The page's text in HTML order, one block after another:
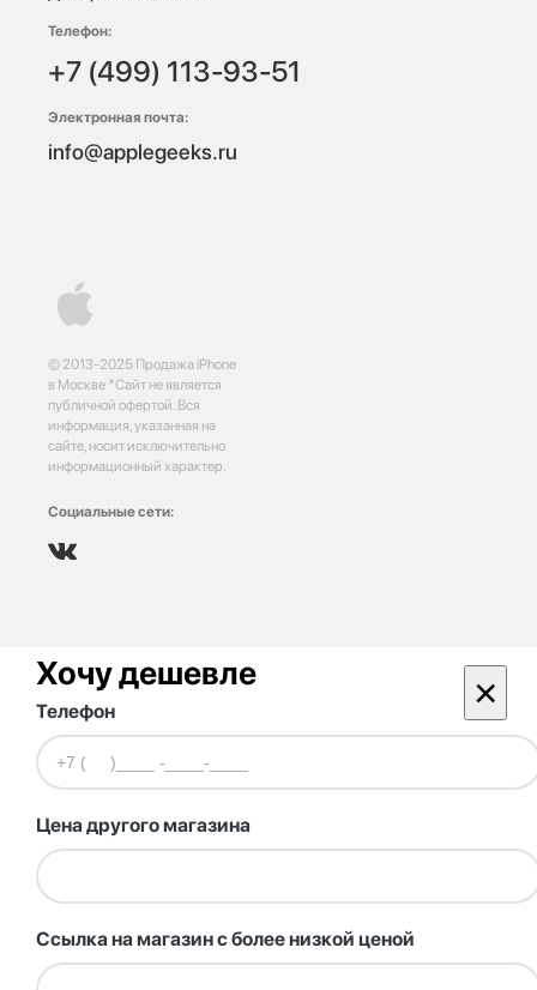
© 2013-2025 Продажа iPhone
в Москве *Сайт не является
публичной офертой. Вся
информация, указанная на
сайте, носит исключительно
информационный характер.
Социальные сети:
Телефон:
+7 (499) 113-93-51
Электронная почта:
info@applegeeks.ru
Хочу дешевле ×
Телефон
Цена другого магазина
Ссылка на магазин с более низкой ценой